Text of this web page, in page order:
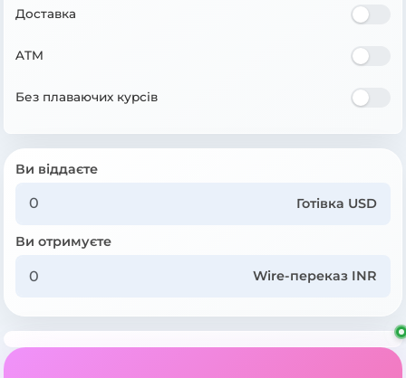
Доставка
ATM
Без плаваючих курсів
Ви віддаєте
Готівка USD
Ви отримуєте
Wire-переказ INR